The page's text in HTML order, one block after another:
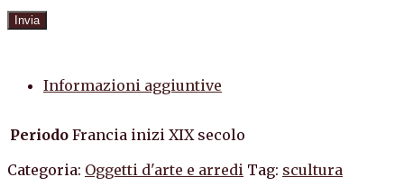
Informazioni aggiuntive
Periodo Francia inizi XIX secolo
Categoria: Oggetti d'arte e arredi Tag: scultura